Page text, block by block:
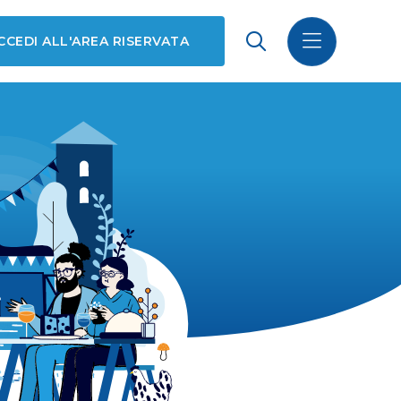
ALL'AREA RISERVATA